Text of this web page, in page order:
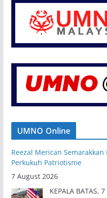
UMNO Online
Reezal Merican
Perkukuh Patriotisme
7 August 2026
KEPALA BATAS,